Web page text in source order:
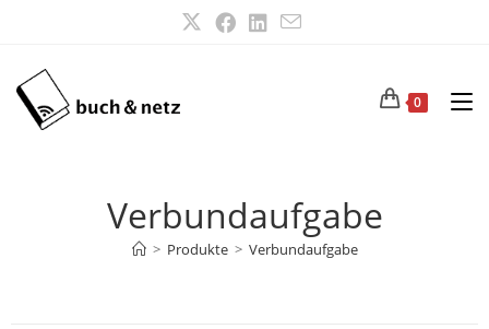
0
Verbundaufgabe
> Produkte > Verbundaufgabe